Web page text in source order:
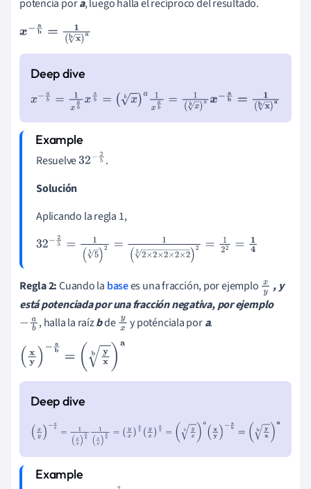
potencia pora, luego halla el recíproco del resultado.
x-ab= 1(x b)a
x-ab= 1x abxab= xb a1xab=1(xb )ax -ab=1(xb)a
Resuelve32- 5 .
Solución
Aplicando la regla 1,
32- 5 1( 55)2=1(2×2 ×2×2×25)2=122=1 4
Regla 2:Cuando la basees una fracción, por ejemplo x
y
, y
está potenciada por una fracción negativa, por ejemplo
-ab , halla la raízbdey
x
y poténciala pora.
(x y)- a xb) a
(xy)-ab= 1(xy)ab1(xy) ab=(yx)ab (y x)ab=(yxb)a(xy)- ab=